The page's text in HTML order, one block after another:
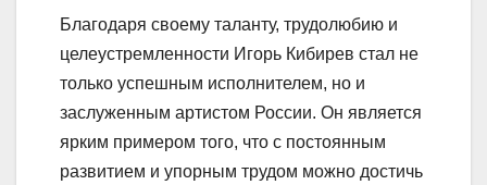
Благодаря своему таланту, трудолюбию и
целеустремленности Игорь Кибирев стал не
только успешным исполнителем, но и
заслуженным артистом России. Он является
ярким примером того, что с постоянным
развитием и упорным трудом можно достичь